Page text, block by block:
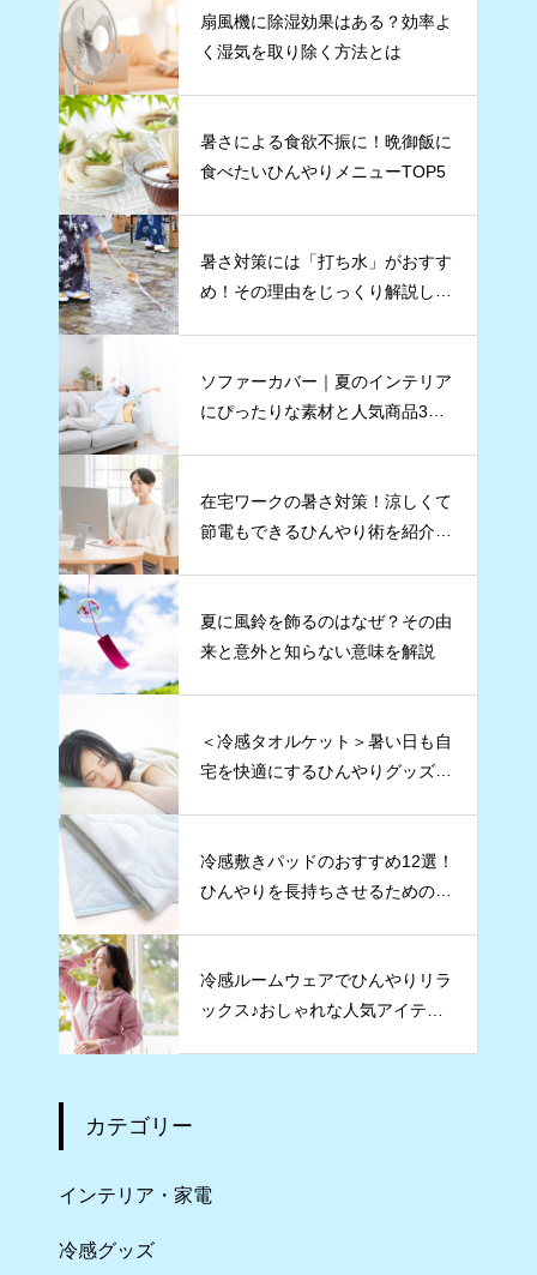
扇風機に除湿効果はある？効率よ
く湿気を取り除く方法とは
暑さによる食欲不振に！晩御飯に
食べたいひんやりメニューTOP5
暑さ対策には「打ち水」がおすす
め！その理由をじっくり解説しま
ソファーカバー｜夏のインテリア
にぴったりな素材と人気商品3点
在宅ワークの暑さ対策！涼しくて
節電もできるひんやり術を紹介し
夏に風鈴を飾るのはなぜ？その由
来と意外と知らない意味を解説
＜冷感タオルケット＞暑い日も自
宅を快適にするひんやりグッズ5
冷感敷きパッドのおすすめ12選！
ひんやりを長持ちさせるためのコ
冷感ルームウェアでひんやりリラ
ックス♪おしゃれな人気アイテムT
カテゴリー
インテリア・家電
冷感グッズ